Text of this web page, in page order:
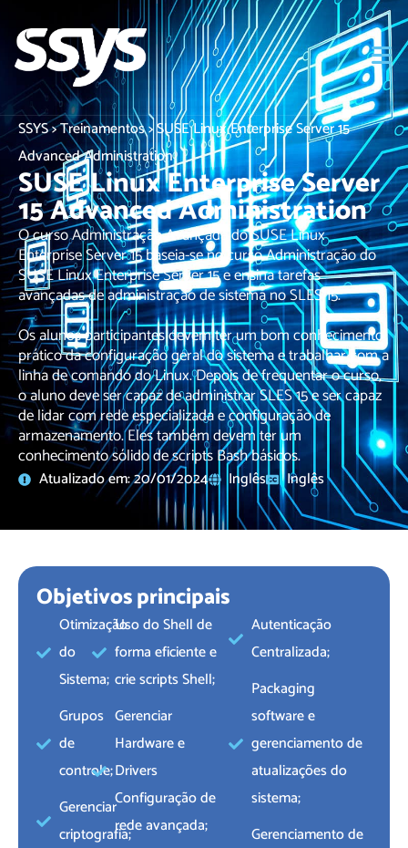
SSYS > Treinamentos > SUSE Linux Enterprise Server 15
Advanced Administration
SUSE Linux Enterprise Server
15 Advanced Administration
O curso Administração Avançada do SUSE Linux
Enterprise Server 15 baseia-se no curso Administração do
SUSE Linux Enterprise Server 15 e ensina tarefas
avançadas de administração de sistema no SLES 15.
Os alunos participantes devem ter um bom conhecimento
prático da configuração geral do sistema e trabalhar com a
linha de comando do Linux. Depois de frequentar o curso,
o aluno deve ser capaz de administrar SLES 15 e ser capaz
de lidar com rede especializada e configuração de
armazenamento. Eles também devem ter um
conhecimento sólido de scripts Bash básicos.
Atualizado em: 20/01/2024 Inglês Inglês
Objetivos principais
Otimização
do
Sistema;
Grupos
de
controle;
Gerenciar
criptografia;
Uso do Shell de
forma eficiente e
crie scripts Shell;
Gerenciar
Hardware e
Drivers
Configuração de
rede avançada;
Autenticação
Centralizada;
Packaging
software e
gerenciamento de
atualizações do
sistema;
Gerenciamento de